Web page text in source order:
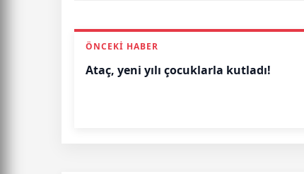
ÖNCEKI HABER
Ataç, yeni yılı çocuklarla kutladı!